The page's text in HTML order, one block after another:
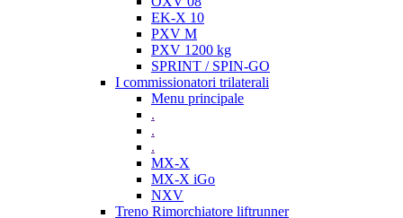
EK-X 10
PXV M
PXV 1200 kg
SPRINT / SPIN-GO
I commissionatori trilaterali
Menu principale
.
.
.
MX-X
MX-X iGo
NXV
Treno Rimorchiatore liftrunner